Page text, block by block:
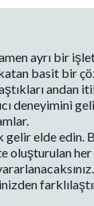
ayrı bir
basit bir
andan
deneyimini
gelir elde edin.
oluşturulan her